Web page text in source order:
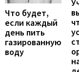
Что будет,
если каждый
день пить
газированную
воду